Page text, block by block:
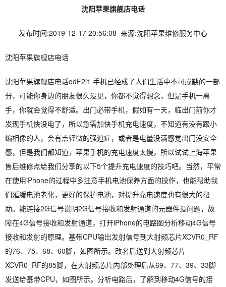
沈阳苹果旗舰店电话
发布时间:2019-12-17 20:56:08 来源:沈阳苹果维修服务中心
沈阳苹果旗舰店电话
沈阳苹果旗舰店电话odF2i1 手机已经成了人们生活中不可或缺的一部
分，可能你身边的朋友很久没见，你都不觉得想念，但是手机一离
手，你就会觉得不舒适。出门必带手机，假如有一天，临出门前你才
发现手机快没电了，所以急需加快手机充电速度，不知道有没有跟小
编相像的人，会有点轻微的强迫症，或者是电量没满感觉出门没安全
感，但是我们都知道，苹果手机的充电速度太慢，所以试试上海苹果
售后维修点给我们分享的以下5个提升充电速度的技巧吧。当然，平常
在使用iPhone的过程中多注意手机电池保养方面的操作，也能帮助我
们延缓电池老化，更好的保护电池，对提升充电速度也有很大的帮
助。能连接2G信号说明2G信号接收和发射通道的元器件没问题，故
障在4G信号接收和发射通道，打开iPhone的电路图分析移动4G信号
接收和发射的原理。基带CPU输出发射信号到大射频芯片XCVR0_RF
的76、75、68、60脚，如图所示。改名后送到大射频芯片
XCVR0_RF的85脚，在大射频芯片内部处理后从69、77、39、33脚
发送给基带CPU，如图所示。分析电路后，了解到移动4G信号的接